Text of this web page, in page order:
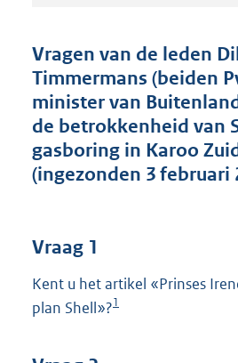
Vragen van de leden
Timmermans (beiden
minister van
de betrokkenheid van
gasboring in Karoo
(ingezonden 3 februari
Vraag 1
Kent u het artikel «Prinses
plan Shell»?1